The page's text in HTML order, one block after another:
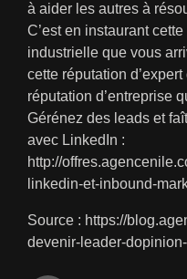
à aider les autres à
C’est en instaurant
industrielle que vous
cette réputation
réputation d’entreprise
Gérénez des leads et
avec LinkedIn :
http://
linkedin-et-inbound-
Source : https://
devenir-leader-